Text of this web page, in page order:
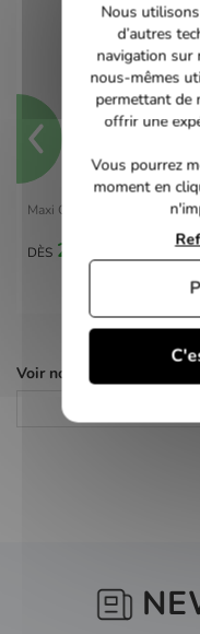
Maxi Quiz du Foot Francais -
DÈS 2,00 €
Voir nos autres pages :
Nous
d’autres
navigation sur
nous-mêmes
permettant de
offrir une
Vous pourrez
moment en